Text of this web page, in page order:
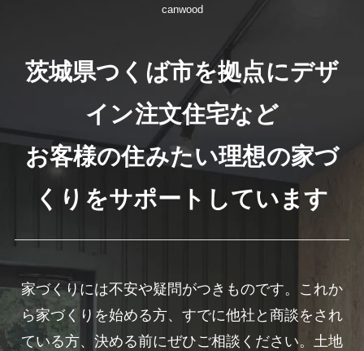
canwood
茨城県つくば市を拠点にデザ
イン注文住宅など
お客様の住みたい理想の家づ
くりをサポートしています
家づくりには不安や疑問がつきものです。これか
ら家づくりを始める方、すでに他社と商談をされ
ている方、決める前にぜひご相談ください。土地